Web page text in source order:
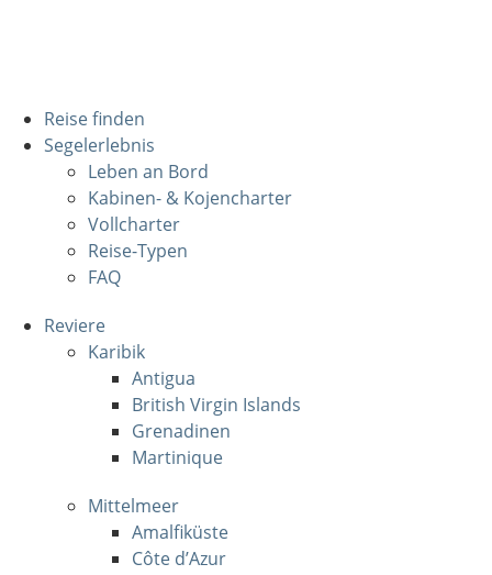
Reise finden
Segelerlebnis
Leben an Bord
Kabinen- & Kojencharter
Vollcharter
Reise-Typen
FAQ
Reviere
Karibik
Antigua
British Virgin Islands
Grenadinen
Martinique
Mittelmeer
Amalfiküste
Côte d’Azur